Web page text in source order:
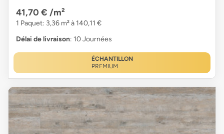
41,70 € /m²
1 Paquet: 3,36 m² à 140,11 €
Délai de livraison: 10 Journées
ÉCHANTILLON
PREMIUM